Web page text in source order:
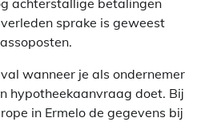
achterstallige betalingen
sprake is geweest
wanneer je als ondernemer
hypotheekaanvraag doet. Bij
in Ermelo de gegevens bij